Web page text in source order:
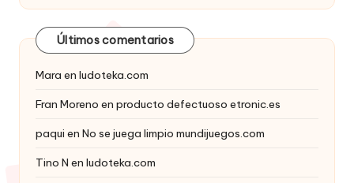
Últimos comentarios
Mara en ludoteka.com
Fran Moreno en producto defectuoso etronic.es
paqui en No se juega limpio mundijuegos.com
Tino N en ludoteka.com